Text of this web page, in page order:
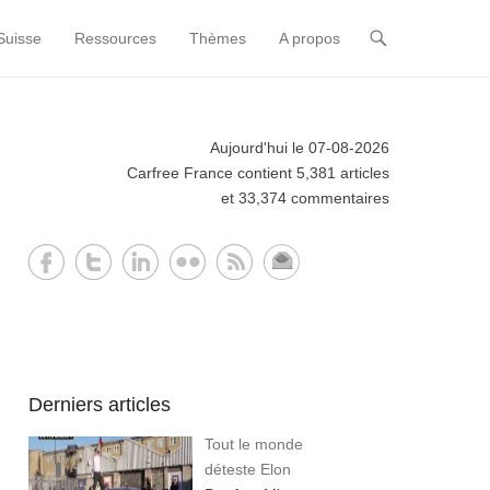
Ressources Thèmes A propos
Aujourd'hui le 07-08-2026
Carfree France contient 5,381 articles
et 33,374 commentaires
Derniers articles
Tout le monde
déteste Elon